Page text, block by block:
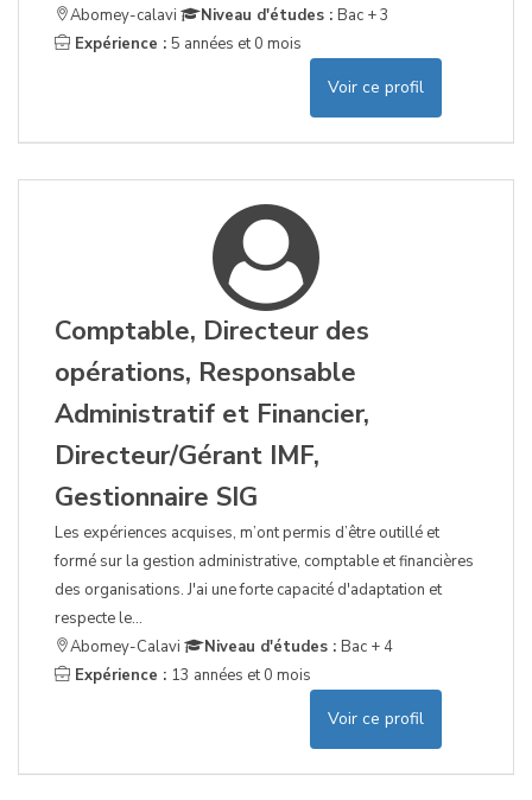
Abomey-calavi
Niveau d'études : Bac + 3
Expérience : 5 années et 0 mois
Voir ce profil
Comptable, Directeur des
opérations, Responsable
Administratif et Financier,
Directeur/Gérant IMF,
Gestionnaire SIG
Les expériences acquises, m’ont permis d’être outillé et
formé sur la gestion administrative, comptable et financières
des organisations. J'ai une forte capacité d'adaptation et
respecte le...
Abomey-Calavi
Niveau d'études : Bac + 4
Expérience : 13 années et 0 mois
Voir ce profil